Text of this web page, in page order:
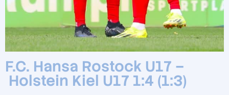
F.C. Hansa Rostock U17 –
Holstein Kiel U17 1:4 (1:3)